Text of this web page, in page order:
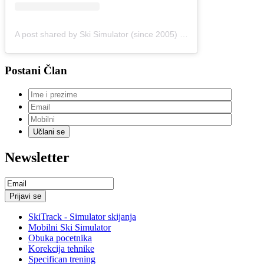
A post shared by Ski Simulator (since 2005) (@skitrack)
Postani Član
Newsletter
SkiTrack - Simulator skijanja
Mobilni Ski Simulator
Obuka pocetnika
Korekcija tehnike
Specifican trening